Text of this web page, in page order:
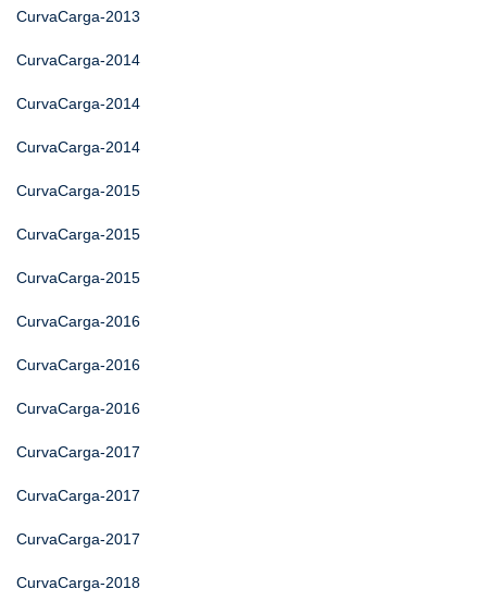
CurvaCarga-2013
CurvaCarga-2014
CurvaCarga-2014
CurvaCarga-2014
CurvaCarga-2015
CurvaCarga-2015
CurvaCarga-2015
CurvaCarga-2016
CurvaCarga-2016
CurvaCarga-2016
CurvaCarga-2017
CurvaCarga-2017
CurvaCarga-2017
CurvaCarga-2018